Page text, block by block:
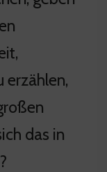
erzählen,
das in